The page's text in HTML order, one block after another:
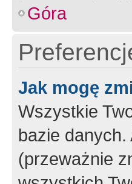
Góra
Jak mogę
Wszystkie
bazie
(przeważnie